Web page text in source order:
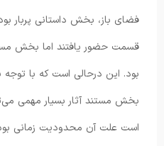
فضای باز، بخش داستانی پربار
قسمت حضور یافتند اما بخش
بود. این درحالی است که با
بخش مستند آثار بسیار مهمی
است علت آن محدودیت زمانی